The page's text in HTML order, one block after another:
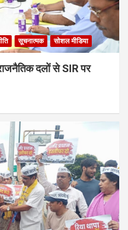
सूचनात्मक सोशल मीडिया
दलों से SIR पर